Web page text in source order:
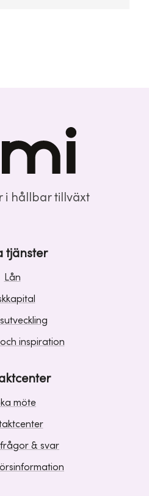
i hållbar tillväxt
tjänster
Lån
inspiration
möte
& svar